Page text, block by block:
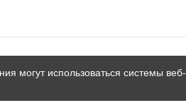
могут использоваться системы веб-